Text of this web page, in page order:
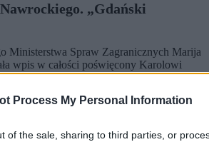
Process My Personal Information
of the sale, sharing to third parties, or
„Gdański
Ministerstwa Spraw Zagranicznych Marija
wpis w całości poświęcony Karolowi
odniosła się do słów prezydenta RP